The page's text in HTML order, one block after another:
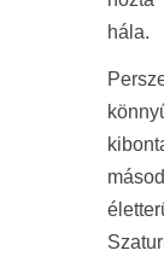
hála.